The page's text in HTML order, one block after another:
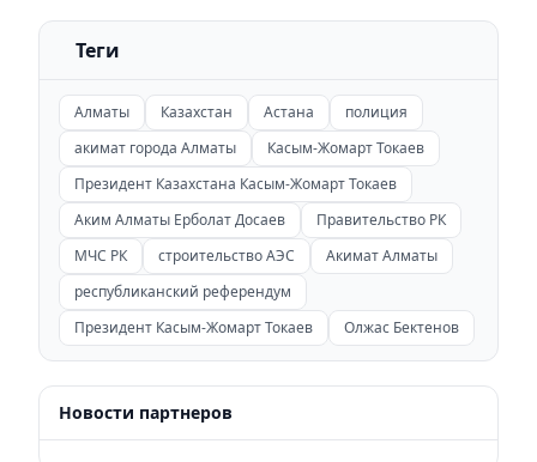
Теги
Алматы Казахстан Астана
полиция
акимат города Алматы
Касым-Жомарт Токаев
Президент Казахстана Касым-Жомарт Токаев
Аким Алматы Ерболат Досаев
Правительство РК
МЧС РК
строительство АЭС
Акимат Алматы
республиканский референдум
Президент Касым-Жомарт Токаев
Олжас Бектенов
Новости партнеров